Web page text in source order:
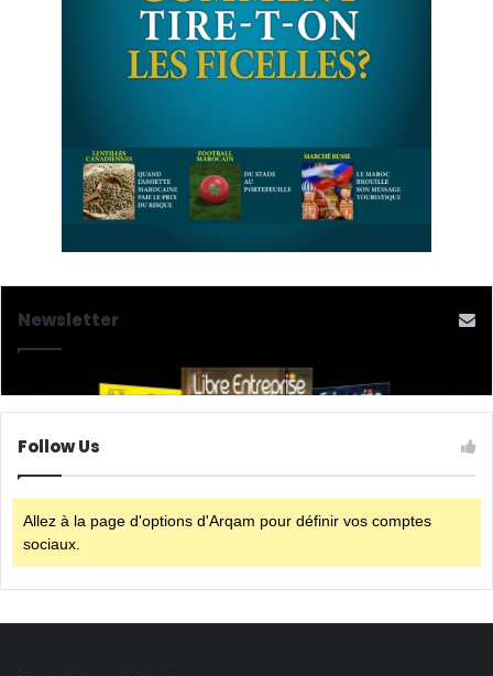
Newsletter
Follow Us
Allez à la page d'options d'Arqam pour définir vos comptes
sociaux.